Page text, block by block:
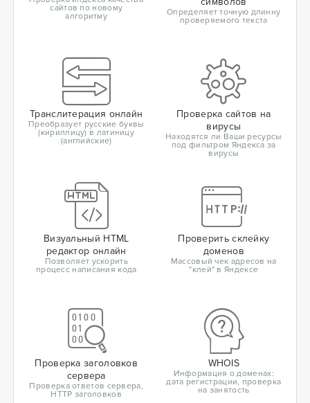
сайтов по новому
алгоритму
Определяет точную длинну
проверяемого текста
Транслитерация онлайн
Преобразует русские буквы
(кириллицу) в латиницу
(английские)
Проверка сайтов на
вирусы
Находятся ли Ваши ресурсы
под фильтром Яндекса за
вирусы
Визуальный HTML
редактор онлайн
Позволяет ускорить
процесс написания кода
Проверить склейку
доменов
Массовый чек адресов на
"клей" в Яндексе
Проверка заголовков
сервера
Проверка ответов сервера,
HTTP заголовков
WHOIS
Информация о доменах:
дата регистрации, проверка
на занятость